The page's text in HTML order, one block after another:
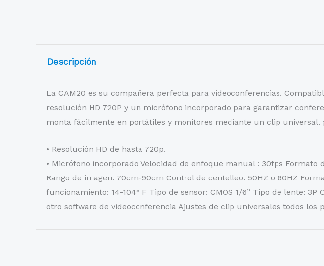
Descripción
La CAM20 es su compañera perfecta para videoconferencias.
resolución HD 720P y un micrófono incorporado para garantizar
monta fácilmente en portátiles y monitores mediante un clip
• Resolución HD de hasta 720p.
• Micrófono incorporado Velocidad de enfoque manual : 30fps Formato
Rango de imagen: 70cm-90cm Control de centelleo: 50HZ o 60HZ
funcionamiento: 14-104° F Tipo de sensor: CMOS 1/6” Tipo de lente:
otro software de videoconferencia Ajustes de clip universales todos los